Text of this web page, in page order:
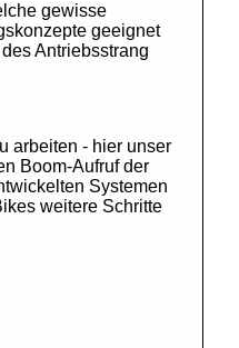
gewisse
geeignet
Antriebsstrang
arbeiten - hier unser
Boom-Aufruf der
Systemen
weitere Schritte